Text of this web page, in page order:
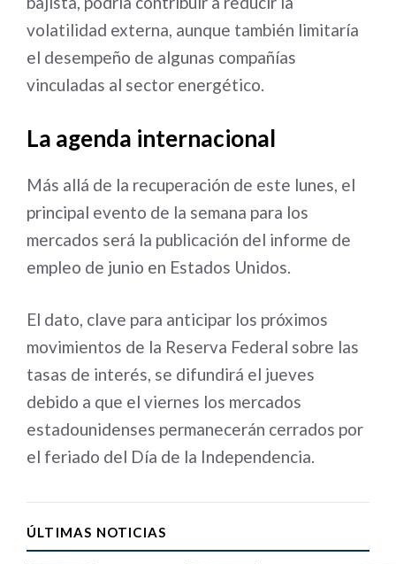
volatilidad externa, aunque también limitaría
el desempeño de algunas compañías
vinculadas al sector energético.
La agenda internacional
Más allá de la recuperación de este lunes, el
principal evento de la semana para los
mercados será la publicación del informe de
empleo de junio en Estados Unidos.
El dato, clave para anticipar los próximos
movimientos de la Reserva Federal sobre las
tasas de interés, se difundirá el jueves
debido a que el viernes los mercados
estadounidenses permanecerán cerrados por
el feriado del Día de la Independencia.
ÚLTIMAS NOTICIAS